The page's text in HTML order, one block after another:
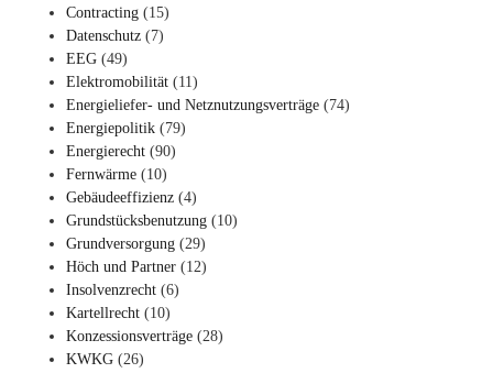
Contracting (15)
Datenschutz (7)
EEG (49)
Elektromobilität (11)
Energieliefer- und Netznutzungsverträge (74)
Energiepolitik (79)
Energierecht (90)
Fernwärme (10)
Gebäudeeffizienz (4)
Grundstücksbenutzung (10)
Grundversorgung (29)
Höch und Partner (12)
Insolvenzrecht (6)
Kartellrecht (10)
Konzessionsverträge (28)
KWKG (26)